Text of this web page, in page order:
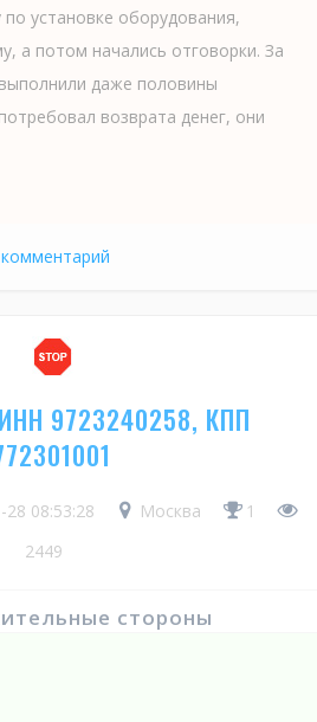
по установке оборудования,
а потом начались отговорки. За
даже половины
возврата денег, они
9723240258, КПП
28 08:53:28 Москва
1
2449
стороны